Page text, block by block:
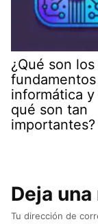
¿Qué son los
informática y
qué son tan
importantes?
Deja
Tu dirección de